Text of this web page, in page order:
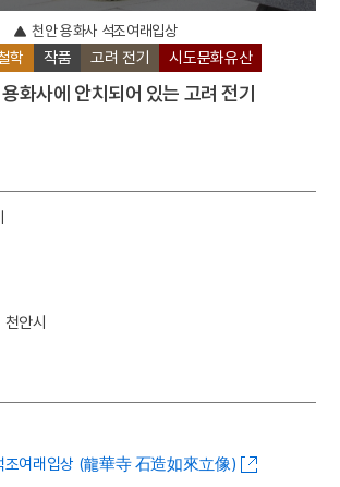
학 작품 고려 전기 시도문화유산
화사에 안치되어 있는 고려 전기
천안시
조여래입상 (龍華寺 石造如來立像)
천안 용화사 석조여래입상